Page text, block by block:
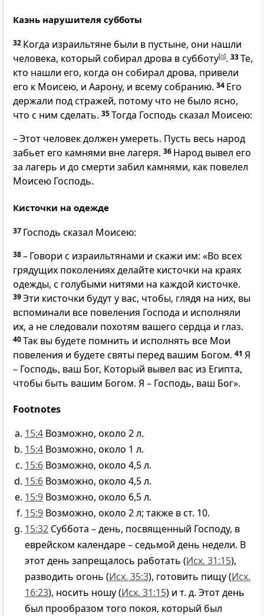
Казнь нарушителя субботы
32 Когда израильтяне были в пустыне, они нашли
человека, который собирал дрова в субботу[g]. 33Те,
кто нашли его, когда он собирал дрова, привели
его к Моисею, и Аарону, и всему собранию. 34 Его
держали под стражей, потому что не было ясно,
что с ним сделать. 35Тогда Господь сказал Моисею:
– Этот человек должен умереть. Пусть весь народ
забьет его камнями вне лагеря. 36 Народ вывел его
за лагерь и до смерти забил камнями, как повелел
Моисею Господь.
Кисточки на одежде
37 Господь сказал Моисею:
38– Говори с израильтянами и скажи им: «Во всех
грядущих поколениях делайте кисточки на краях
одежды, с голубыми нитями на каждой кисточке.
39Эти кисточки будут у вас, чтобы, глядя на них, вы
вспоминали все повеления Господа и исполняли
их, а не следовали похотям вашего сердца и глаз.
40Так вы будете помнить и исполнять все Мои
повеления и будете святы перед вашим Богом. 41 Я
– Господь, ваш Бог, Который вывел вас из Египта,
чтобы быть вашим Богом. Я – Господь, ваш Бог».
Footnotes
15:4 Возможно, около 2 л.
15:4 Возможно, около 1 л.
15:6 Возможно, около 4,5 л.
15:6 Возможно, около 4,5 л.
15:9 Возможно, около 6,5 л.
15:9 Возможно, около 2 л; также в ст. 10.
15:32 Суббота – день, посвященный Господу, в
еврейском календаре – седьмой день недели. В
этот день запрещалось работать (Исх. 31:15),
разводить огонь (Исх. 35:3), готовить пищу (Исх.
16:23), носить ношу (Исх. 31:15) и т. д. Этот день
был прообразом того покоя, который был